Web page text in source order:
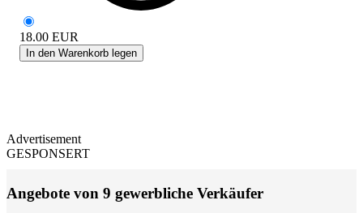
18.00 EUR
In den Warenkorb legen
Advertisement
GESPONSERT
Angebote von 9 gewerbliche Verkäufer